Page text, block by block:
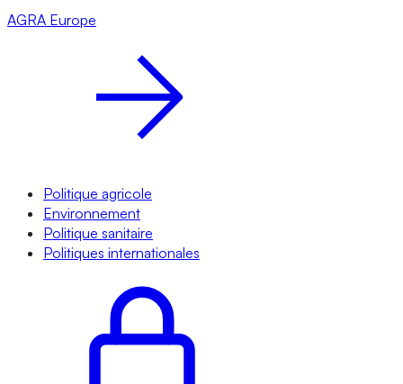
AGRA Europe
Politique agricole
Environnement
Politique sanitaire
Politiques internationales